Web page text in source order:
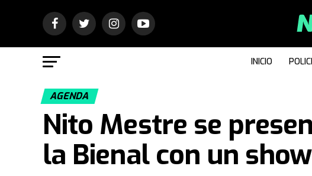
INICIO
AGENDA
Nito Mestre se
la Bienal con un